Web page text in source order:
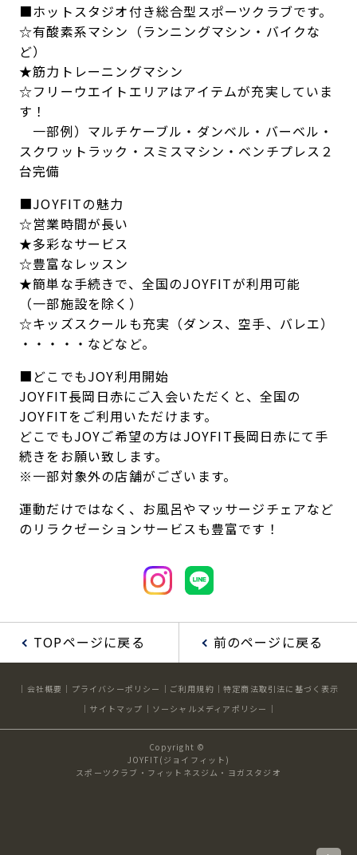
■ホットスタジオ付き総合型スポーツクラブです。
☆有酸素系マシン（ランニングマシン・バイクな
ど）
★筋力トレーニングマシン
☆フリーウエイトエリアはアイテムが充実していま
す！
一部例）マルチケーブル・ダンベル・バーベル・
スクワットラック・スミスマシン・ベンチプレス２
台完備
■JOYFITの魅力
☆営業時間が長い
★多彩なサービス
☆豊富なレッスン
★簡単な手続きで、全国のJOYFITが利用可能
（一部施設を除く）
☆キッズスクールも充実（ダンス、空手、バレエ）
・・・・・などなど。
■どこでもJOY利用開始
JOYFIT長岡日赤にご入会いただくと、全国の
JOYFITをご利用いただけます。
どこでもJOYご希望の方はJOYFIT長岡日赤にて手
続きをお願い致します。
※一部対象外の店舗がございます。
運動だけではなく、お風呂やマッサージチェアなど
のリラクゼーションサービスも豊富です！
TOPページに戻る 前のページに戻る
会社概要 プライバシーポリシー ご利用規約
特定商法取引法に基づく表示
サイトマップ
ソーシャルメディアポリシー
Copyright ©
JOYFIT(ジョイフィット)
スポーツクラブ・フィットネスジム・ヨガスタジオ